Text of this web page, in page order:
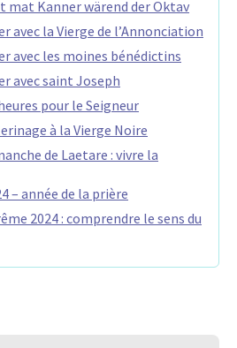
mat Kanner wärend der Oktav
avec la Vierge de l’Annonciation
avec les moines bénédictins
avec saint Joseph
pour le Seigneur
à la Vierge Noire
de Laetare : vivre la
– année de la prière
2024 : comprendre le sens du